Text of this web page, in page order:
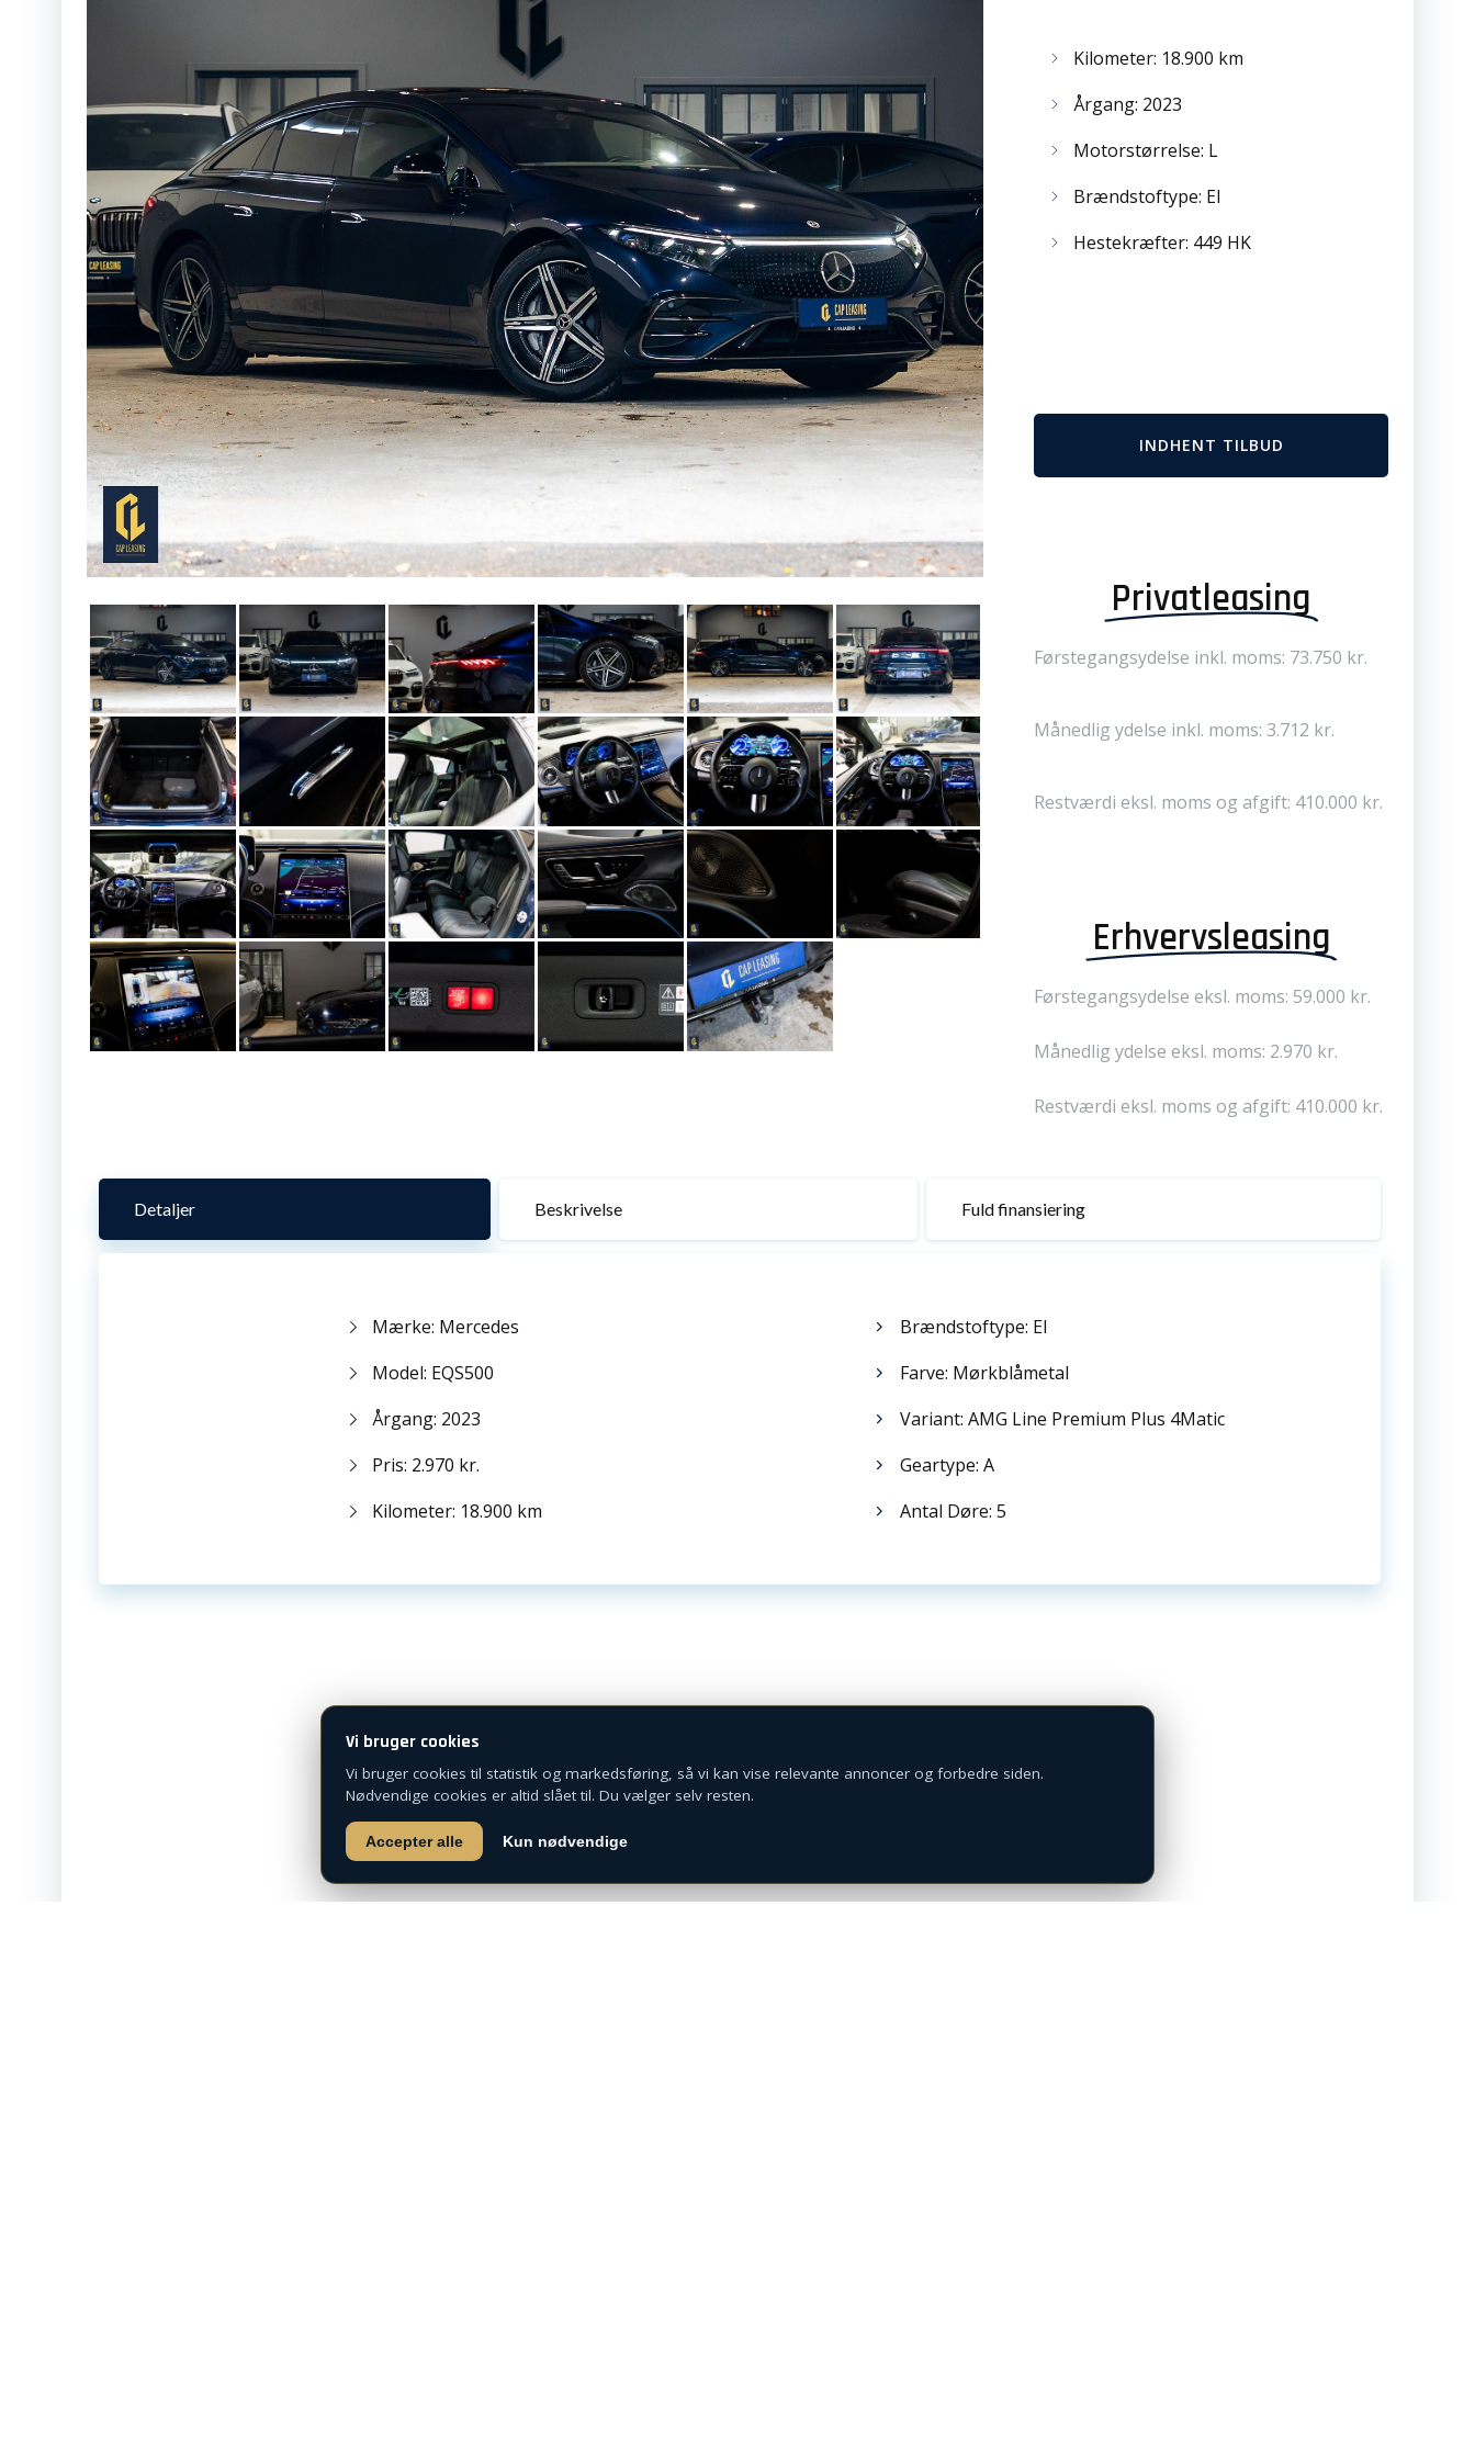
Kilometer: 18.900 km
Årgang: 2023
Motorstørrelse: L
Brændstoftype: El
Hestekræfter: 449 HK
INDHENT TILBUD
Privatleasing
Førstegangsydelse inkl. moms: 73.750 kr.
Månedlig ydelse inkl. moms: 3.712 kr.
Restværdi eksl. moms og afgift: 410.000 kr.
Erhvervsleasing
Førstegangsydelse eksl. moms: 59.000 kr.
Månedlig ydelse eksl. moms: 2.970 kr.
Restværdi eksl. moms og afgift: 410.000 kr.
Detaljer Beskrivelse Fuld finansiering
Mærke: Mercedes
Model: EQS500
Årgang: 2023
Pris: 2.970 kr.
Kilometer: 18.900 km
Brændstoftype: El
Farve: Mørkblåmetal
Variant: AMG Line Premium Plus 4Matic
Geartype: A
Antal Døre: 5
passion for biler, står vi klar med den bedste rådgivning
Udviklet af Witterseh
Cookie- og privatlivspolitik
Vi bruger cookies
Vi bruger cookies til statistik og markedsføring, så vi kan vise relevante annoncer og forbedre siden.
Nødvendige cookies er altid slået til. Du vælger selv resten.
Accepter alle Kun nødvendige